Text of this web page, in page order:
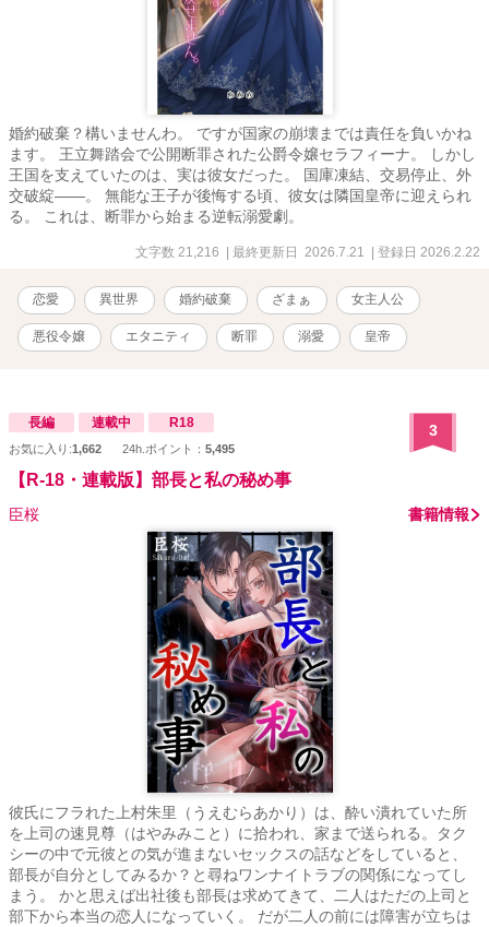
婚約破棄？構いませんわ。 ですが国家の崩壊までは責任を負いかね
ます。 王立舞踏会で公開断罪された公爵令嬢セラフィーナ。 しかし
王国を支えていたのは、実は彼女だった。 国庫凍結、交易停止、外
交破綻——。 無能な王子が後悔する頃、彼女は隣国皇帝に迎えられ
る。 これは、断罪から始まる逆転溺愛劇。
文字数 21,216 | 最終更新日 2026.7.21 | 登録日 2026.2.22
恋愛 異世界 婚約破棄 ざまぁ 女主人公
悪役令嬢 エタニティ 断罪 溺愛 皇帝
長編 連載中 R18
お気に入り:1,662 24h.ポイント： 5,495
3
【R-18・連載版】部長と私の秘め事
臣桜 書籍情報
彼氏にフラれた上村朱里（うえむらあかり）は、酔い潰れていた所
を上司の速見尊（はやみみこと）に拾われ、家まで送られる。タク
シーの中で元彼との気が進まないセックスの話などをしていると、
部長が自分としてみるか？と尋ねワンナイトラブの関係になってし
まう。 かと思えば出社後も部長は求めてきて、二人はただの上司と
部下から本当の恋人になっていく。 だが二人の前には障害が立ちは